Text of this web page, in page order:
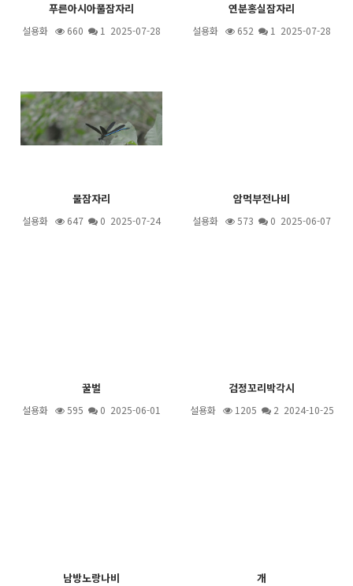
푸른아시아풀잠자리
설용화 660 1 2025-07-28
연분홍실잠자리
설용화 652 1 2025-07-28
물잠자리
설용화 647 0 2025-07-24
암먹부전나비
설용화 573 0 2025-06-07
꿀벌
설용화 595 0 2025-06-01
검정꼬리박각시
설용화 1205 2 2024-10-25
남방노랑나비 개